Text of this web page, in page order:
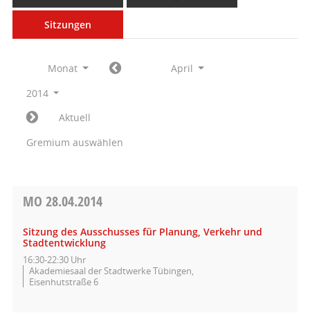
Sitzungen
Monat
April
2014
Aktuell
Gremium auswählen
MO 28.04.2014
Sitzung des Ausschusses für Planung, Verkehr und
Stadtentwicklung
16:30-22:30 Uhr
Akademiesaal der Stadtwerke Tübingen,
Eisenhutstraße 6